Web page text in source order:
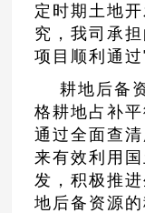
定时期土地
究，我司承
项目顺利通过
耕地后备
格耕地占补
通过全面查
来有效利用
发，积极推
地后备资源